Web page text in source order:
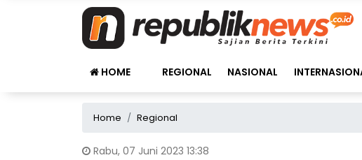
HOME REGIONAL NASIONAL
Home Regional
Rabu, 07 Juni 2023 13:38